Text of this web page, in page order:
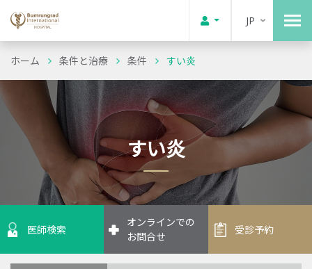
JP
ホーム 条件と治療 条件 すい炎
すい炎
医師検索
オンラインでの
お問合せ
受診予約